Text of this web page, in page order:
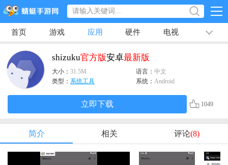
首页 游戏 应用 硬件 电视 排行榜
专题
shizuku官方版安卓最新版
大小： 31.5M 语言： 中文
类型： 系统工具 系统： Android
立即下载 1049
简介 相关 评论(8)